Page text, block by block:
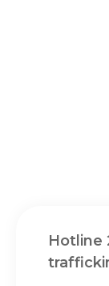
Hotline